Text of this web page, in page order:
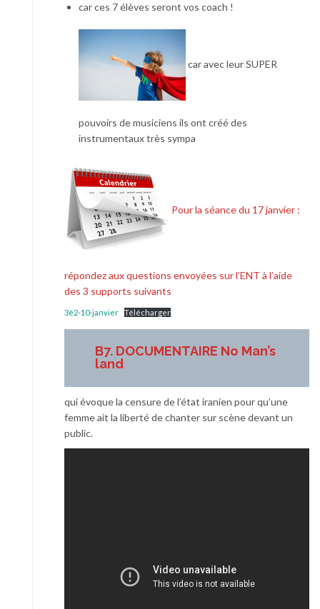
car ces 7 élèves seront vos coach !
car avec leur SUPER
pouvoirs de musiciens ils ont créé des
instrumentaux très sympa
Pour la séance du 17 janvier :
répondez aux questions envoyées sur l’ENT à l’aide
des 3 supports suivants
3è2-10-janvier Télécharger
B7. DOCUMENTAIRE No Man’s
land
qui évoque la censure de l’état iranien pour qu’une
femme ait la liberté de chanter sur scène devant un
public.